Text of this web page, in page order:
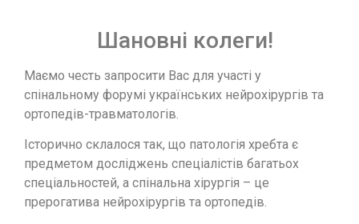
Шановні колеги!
Маємо честь запросити Вас для участі у
спінальному форумі українських нейрохірургів та
ортопедів-травматологів.
Історично склалося так, що патологія хребта є
предметом досліджень спеціалістів багатьох
спеціальностей, а спінальна хірургія – це
прерогатива нейрохірургів та ортопедів.